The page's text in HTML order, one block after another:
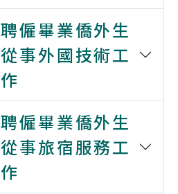
聘僱畢業僑外生
從事外國技術工
作
聘僱畢業僑外生
從事旅宿服務工
作